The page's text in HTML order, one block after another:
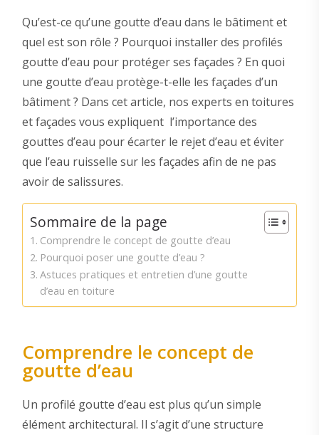
Qu’est-ce qu’une goutte d’eau dans le bâtiment et
quel est son rôle ? Pourquoi installer des profilés
goutte d’eau pour protéger ses façades ? En quoi
une goutte d’eau protège-t-elle les façades d’un
bâtiment ? Dans cet article, nos experts en toitures
et façades vous expliquent l’importance des
gouttes d’eau pour écarter le rejet d’eau et éviter
que l’eau ruisselle sur les façades afin de ne pas
avoir de salissures.
Sommaire de la page
Comprendre le concept de goutte d’eau
Pourquoi poser une goutte d’eau ?
Astuces pratiques et entretien d’une goutte
d’eau en toiture
Comprendre le concept de
goutte d’eau
Un profilé goutte d’eau est plus qu’un simple
élément architectural. Il s’agit d’une structure